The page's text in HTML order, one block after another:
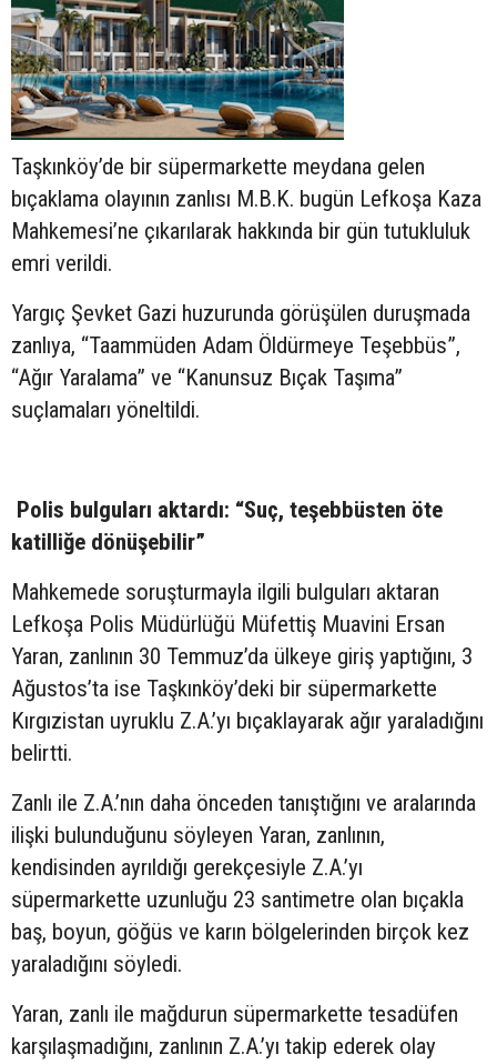
Taşkınköy’de bir süpermarkette meydana gelen
bıçaklama olayının zanlısı M.B.K. bugün Lefkoşa Kaza
Mahkemesi’ne çıkarılarak hakkında bir gün tutukluluk
emri verildi.
Yargıç Şevket Gazi huzurunda görüşülen duruşmada
zanlıya, “Taammüden Adam Öldürmeye Teşebbüs”,
“Ağır Yaralama” ve “Kanunsuz Bıçak Taşıma”
suçlamaları yöneltildi.
Polis bulguları aktardı: “Suç, teşebbüsten öte
katilliğe dönüşebilir”
Mahkemede soruşturmayla ilgili bulguları aktaran
Lefkoşa Polis Müdürlüğü Müfettiş Muavini Ersan
Yaran, zanlının 30 Temmuz’da ülkeye giriş yaptığını, 3
Ağustos’ta ise Taşkınköy’deki bir süpermarkette
Kırgızistan uyruklu Z.A.’yı bıçaklayarak ağır yaraladığını
belirtti.
Zanlı ile Z.A.’nın daha önceden tanıştığını ve aralarında
ilişki bulunduğunu söyleyen Yaran, zanlının,
kendisinden ayrıldığı gerekçesiyle Z.A.’yı
süpermarkette uzunluğu 23 santimetre olan bıçakla
baş, boyun, göğüs ve karın bölgelerinden birçok kez
yaraladığını söyledi.
Yaran, zanlı ile mağdurun süpermarkette tesadüfen
karşılaşmadığını, zanlının Z.A.’yı takip ederek olay